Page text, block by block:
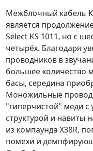
Межблочный кабель
является
Select KS 1011, но с
четырёх. Благодаря
проводников в
большее количество
басы, середина
Моножильные
"гиперчистой" меди
структурой и
из компаунда X38R,
помехи и